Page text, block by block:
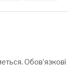
Обов’язкові